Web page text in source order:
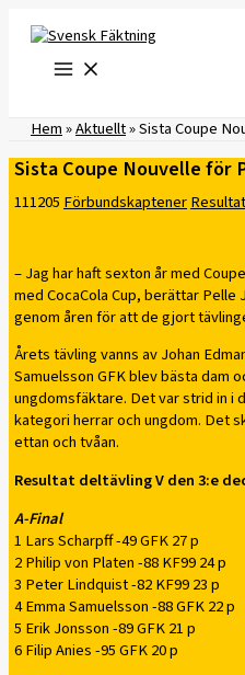
innehåll
Hem»Aktuellt»Sista Coupe
Sista Coupe Nouvelle för
111205FörbundskaptenerResultat
– Jag har haft sexton år med
med CocaCola Cup, berättar
genom åren för att de gjort
Årets tävling vanns av Johan
Samuelsson GFK blev bästa dam
ungdomsfäktare. Det var strid in i
kategori herrar och ungdom. Det
ettan och tvåan.
Resultat deltävling V den 3:e
A-Final
1 Lars Scharpff -49 GFK 27 p
2 Philip von Platen -88 KF99 24 p
3 Peter Lindquist -82 KF99 23 p
4 Emma Samuelsson -88 GFK 22 p
5 Erik Jonsson -89 GFK 21 p
6 Filip Anies -95 GFK 20 p